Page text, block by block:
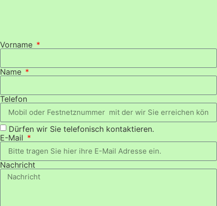
Vorname
Name
Telefon
Dürfen wir Sie telefonisch kontaktieren.
E-Mail
Nachricht